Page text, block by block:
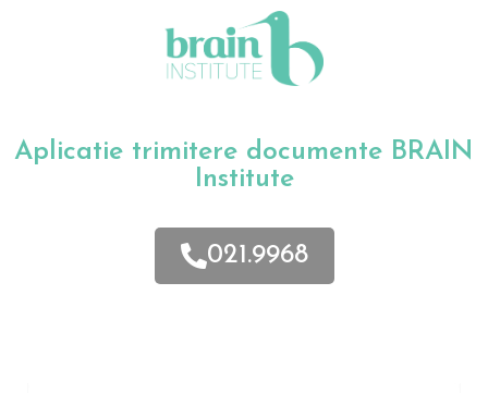
Aplicatie trimitere documente BRAIN
Institute
021.9968